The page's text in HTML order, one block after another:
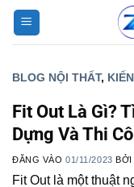
Bỏ
qua
nội
BLOG NỘI THẤT,
Fit Out Là Gì?
Dựng Và Thi
ĐĂNG VÀO01/11/2023 BỞI
Fit Out là một thuật